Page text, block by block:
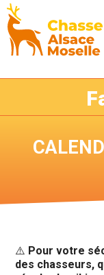
⚠️ Pour votre
des chasseurs,
Cookies